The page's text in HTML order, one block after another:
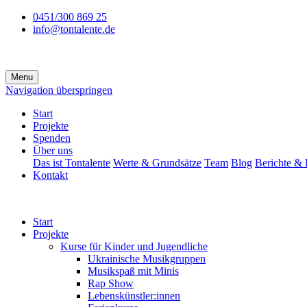
0451/300 869 25
info@tontalente.de
Menu
Navigation überspringen
Start
Projekte
Spenden
Über uns
Das ist Tontalente Werte & Grundsätze Team Blog Berichte &
Kontakt
Start
Projekte
Kurse für Kinder und Jugendliche
Ukrainische Musikgruppen
Musikspaß mit Minis
Rap Show
Lebenskünstler:innen